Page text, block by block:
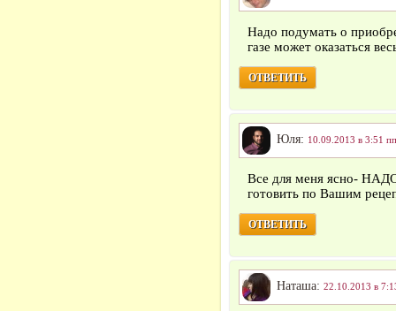
Надо подумать о
газе может оказаться
ОТВЕТИТЬ
Юля: 10.09.2013 в 3:51 пп
Все для меня ясно-
готовить по Вашим
ОТВЕТИТЬ
Наташа: 22.10.2013 в